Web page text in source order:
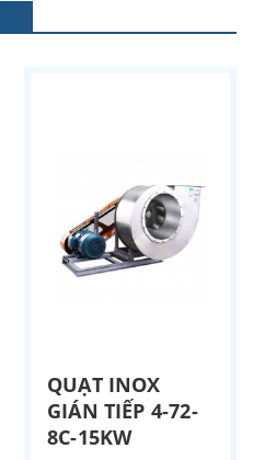
QUẠT INOX
GIÁN TIẾP 4-72-
8C-15KW